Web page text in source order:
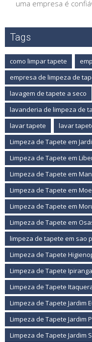
uma empresa é
Tags
como limpar tapete
empresa de limpeza de
lavagem de tapete a seco
lavanderia de limpeza de
lavar tapete
lavar
Limpeza de Tapete em
Limpeza de Tapete em
Limpeza de Tapete em
Limpeza de Tapete em
Limpeza de Tapete em
Limpeza de Tapete em
limpeza de tapete em sao
Limpeza de Tapete
Limpeza de Tapete Ipiranga
Limpeza de Tapete
Limpeza de Tapete Jardim
Limpeza de Tapete Jardim
Limpeza de Tapete Jardim